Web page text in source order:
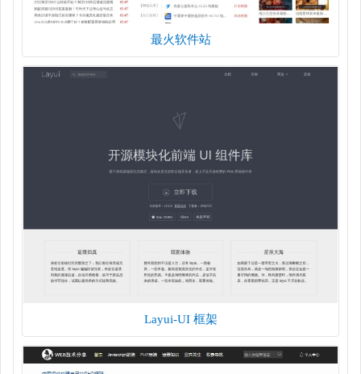
最火软件站
Layui-UI 框架